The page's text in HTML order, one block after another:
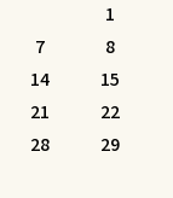
1
7
8
14
15
21
22
28
29